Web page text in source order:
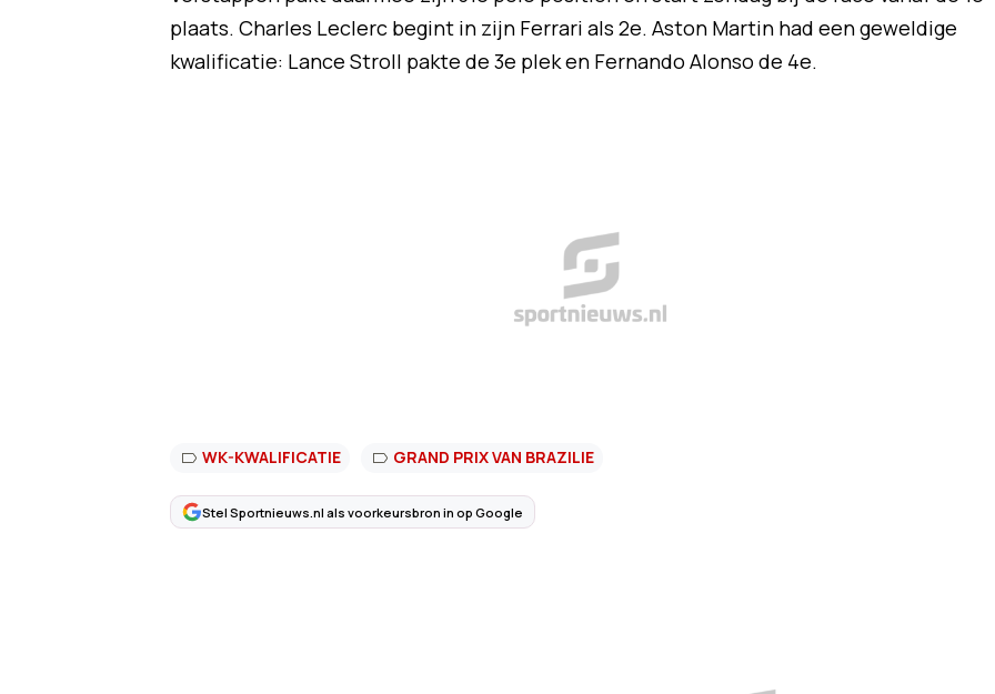
plaats. Charles Leclerc begint in zijn Ferrari als 2e. Aston Martin had een geweldige
kwalificatie: Lance Stroll pakte de 3e plek en Fernando Alonso de 4e.
WK-KWALIFICATIE GRAND PRIX VAN BRAZILIE
Stel Sportnieuws.nl als voorkeursbron in op Google